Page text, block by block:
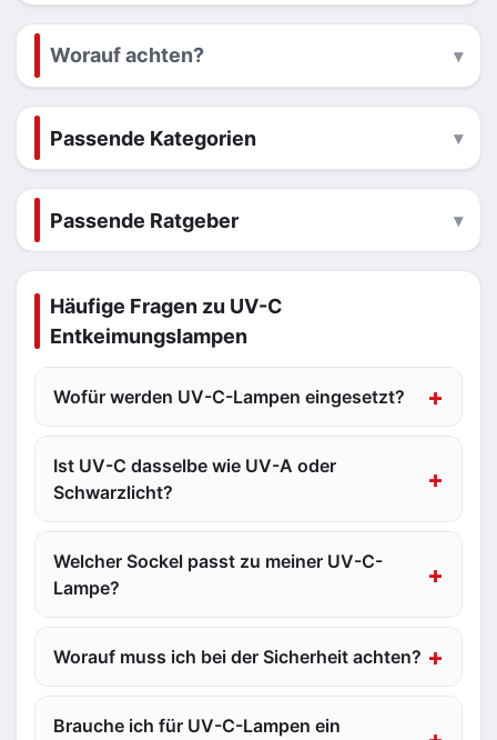
Worauf achten?
Passende Kategorien
Passende Ratgeber
Häufige Fragen zu UV-C
Entkeimungslampen
Wofür werden UV-C-Lampen eingesetzt?
Ist UV-C dasselbe wie UV-A oder
Schwarzlicht?
Welcher Sockel passt zu meiner UV-C-
Lampe?
Worauf muss ich bei der Sicherheit achten?
Brauche ich für UV-C-Lampen ein